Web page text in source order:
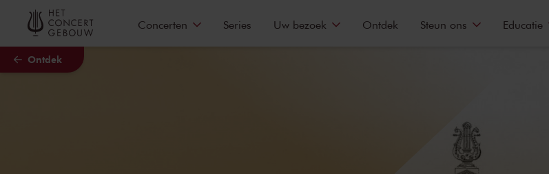
Naar hoofdcontent
Ontdek
Concerten Series Uw bezoek Ontdek Steun ons Educatie